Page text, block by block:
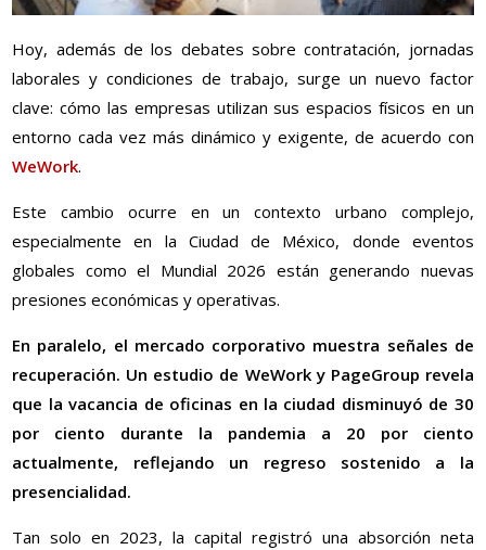
Hoy, además de los debates sobre contratación, jornadas
laborales y condiciones de trabajo, surge un nuevo factor
clave: cómo las empresas utilizan sus espacios físicos en un
entorno cada vez más dinámico y exigente, de acuerdo con
WeWork.
Este cambio ocurre en un contexto urbano complejo,
especialmente en la Ciudad de México, donde eventos
globales como el Mundial 2026 están generando nuevas
presiones económicas y operativas.
En paralelo, el mercado corporativo muestra señales de
recuperación. Un estudio de WeWork y PageGroup revela
que la vacancia de oficinas en la ciudad disminuyó de 30
por ciento durante la pandemia a 20 por ciento
actualmente, reflejando un regreso sostenido a la
presencialidad.
Tan solo en 2023, la capital registró una absorción neta